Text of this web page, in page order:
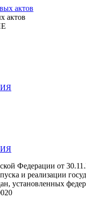
актов
Федерации от
и реализации
установленных